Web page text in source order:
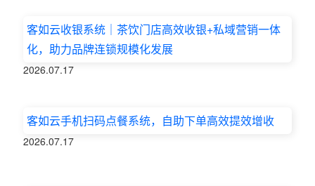
客如云收银系统｜茶饮门店高效收银+私域营销一体
化，助力品牌连锁规模化发展
2026.07.17
客如云手机扫码点餐系统，自助下单高效提效增收
2026.07.17